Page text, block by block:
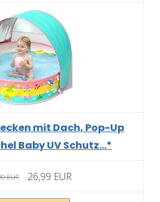
mit Dach, Pop-Up
Baby UV Schutz...*
EUR 26,99 EUR